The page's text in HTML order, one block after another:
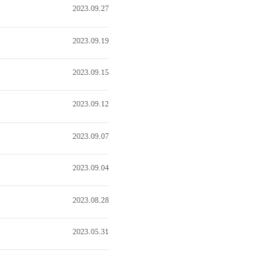
2023.09.27
2023.09.19
2023.09.15
2023.09.12
2023.09.07
2023.09.04
2023.08.28
2023.05.31